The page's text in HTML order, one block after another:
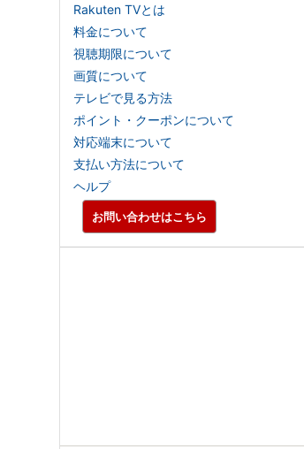
Rakuten TVとは
料金について
視聴期限について
画質について
テレビで見る方法
ポイント・クーポンについて
対応端末について
支払い方法について
ヘルプ
お問い合わせはこちら